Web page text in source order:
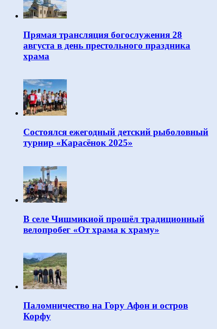
Прямая трансляция богослужения 28
августа в день престольного праздника
храма
Состоялся ежегодный детский рыболовный
турнир «Карасёнок 2025»
В селе Чишмикиой прошёл традиционный
велопробег «От храма к храму»
Паломничество на Гору Афон и остров
Корфу